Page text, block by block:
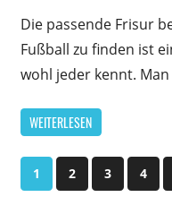
Die passende Frisur
Fußball zu finden ist
wohl jeder kennt. Man
WEITERLESEN
1 2 3 4